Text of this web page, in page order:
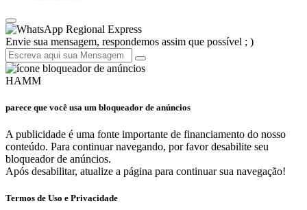
Regional Express
Envie sua mensagem, respondemos assim que possível ; )
HAMM
parece que você usa um bloqueador de anúncios
A publicidade é uma fonte importante de financiamento do nosso
conteúdo. Para continuar navegando, por favor desabilite seu
bloqueador de anúncios.
Após desabilitar, atualize a página para continuar sua navegação!
Termos de Uso e Privacidade